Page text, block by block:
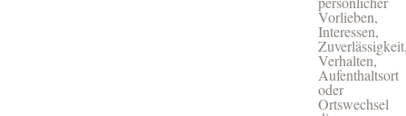
Vorlieben,
Interessen,
Verhalten,
Aufenthaltsort
oder
Ortswechsel